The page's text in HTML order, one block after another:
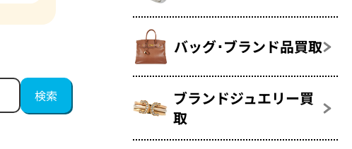
バッグ･ブランド品買取
ブランドジュエリー買
取